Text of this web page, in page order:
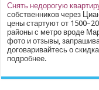
Снять недорогую
собственников через
цены стартуют от
районы с метро вроде
фото и отзывы,
договаривайтесь о
подробнее.